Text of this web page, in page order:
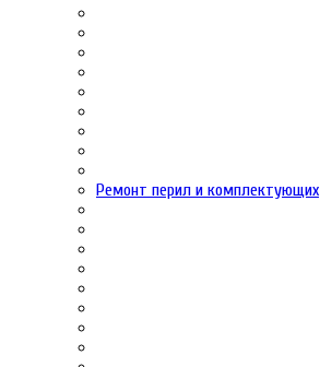
Ремонт перил и комплектующих